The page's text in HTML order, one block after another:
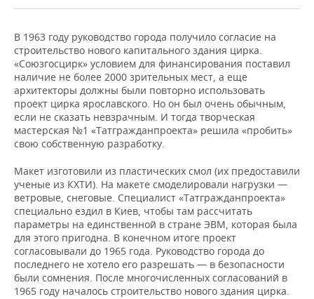
В 1963 году руководство города получило согласие на
строительство нового капитального здания цирка.
«Союзгосцирк» условием для финансирования поставил
наличие не более 2000 зрительных мест, а еще
архитекторы должны были повторно использовать
проект цирка ярославского. Но он был очень обычным,
если не сказать невзрачным. И тогда творческая
мастерская №1 «Татгражданпроекта» решила «пробить»
свою собственную разработку.
Макет изготовили из пластических смол (их предоставили
ученые из КХТИ). На макете смоделировали нагрузки —
ветровые, снеговые. Специалист «Татгражданпроекта»
специально ездил в Киев, чтобы там рассчитать
параметры на единственной в стране ЭВМ, которая была
для этого пригодна. В конечном итоге проект
согласовывали до 1965 года. Руководство города до
последнего не хотело его разрешать — в безопасности
были сомнения. После многочисленных согласований в
1965 году началось строительство нового здания цирка.